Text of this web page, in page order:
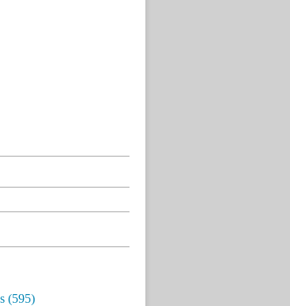
(595)